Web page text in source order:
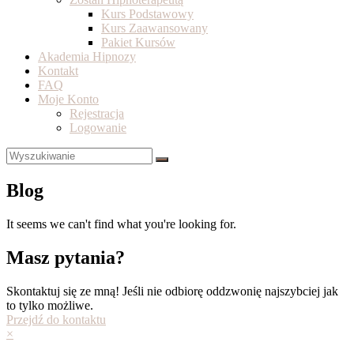
Kurs Podstawowy
Kurs Zaawansowany
Pakiet Kursów
Akademia Hipnozy
Kontakt
FAQ
Moje Konto
Rejestracja
Logowanie
Blog
It seems we can't find what you're looking for.
Masz pytania?
Skontaktuj się ze mną! Jeśli nie odbiorę oddzwonię najszybciej jak
to tylko możliwe.
Przejdź do kontaktu
×